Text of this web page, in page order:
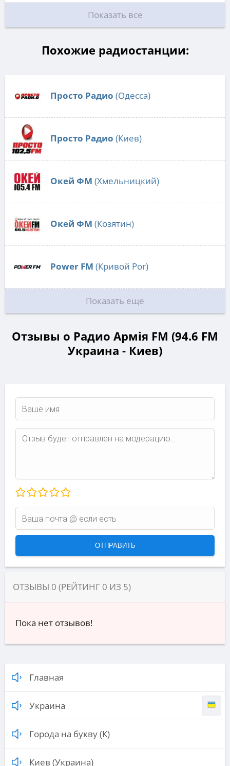
Показать все
Похожие радиостанции:
Просто Радио (Одесса)
Просто Радио (Киев)
Окей ФМ (Хмельницкий)
Окей ФМ (Козятин)
Power FM (Кривой Рог)
Показать еще
Отзывы о Радио Армія FM (94.6 FM
Украина - Киев)
ОТЗЫВЫ 0 (РЕЙТИНГ 0 ИЗ 5)
Пока нет отзывов!
Главная
Украина
Города на букву (К)
Киев (Украина)